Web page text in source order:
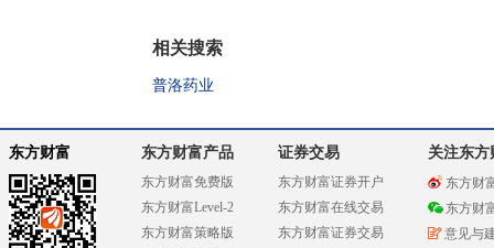
相关搜索
普洛药业
东方财富 东方财富产品
东方财富免费版
东方财富Level-2
东方财富策略版
证券交易
东方财富证券开户
东方财富在线交易
东方财富证券交易
关注东方
东方财
东方财
意见与